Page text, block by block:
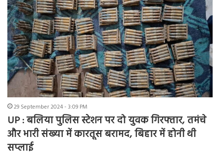
29 September 2024 - 3:09 PM
UP : बलिया पुलिस स्टेशन पर दो युवक गिरफ्तार, तमंचे
और भारी संख्या में कारतूस बरामद, बिहार में होनी थी
सप्लाई